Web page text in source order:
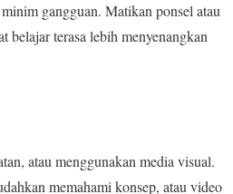
gangguan. Matikan ponsel atau
belajar terasa lebih menyenangkan
atau menggunakan media visual.
memahami konsep, atau video